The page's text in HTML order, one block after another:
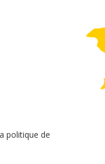
politique de